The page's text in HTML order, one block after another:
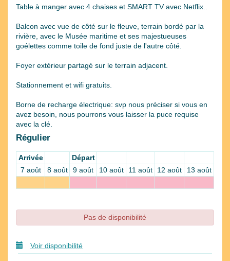
Table à manger avec 4 chaises et SMART TV avec Netflix..
Balcon avec vue de côté sur le fleuve, terrain bordé par la
rivière, avec le Musée maritime et ses majestueuses
goélettes comme toile de fond juste de l'autre côté.
Foyer extérieur partagé sur le terrain adjacent.
Stationnement et wifi gratuits.
Borne de recharge électrique: svp nous préciser si vous en
avez besoin, nous pourrons vous laisser la puce requise
avec la clé.
Régulier
Arrivée
Départ
7 août
8 août 9 août 10 août 11 août 12 août 13 août
Pas de disponibilité
Voir disponibilité